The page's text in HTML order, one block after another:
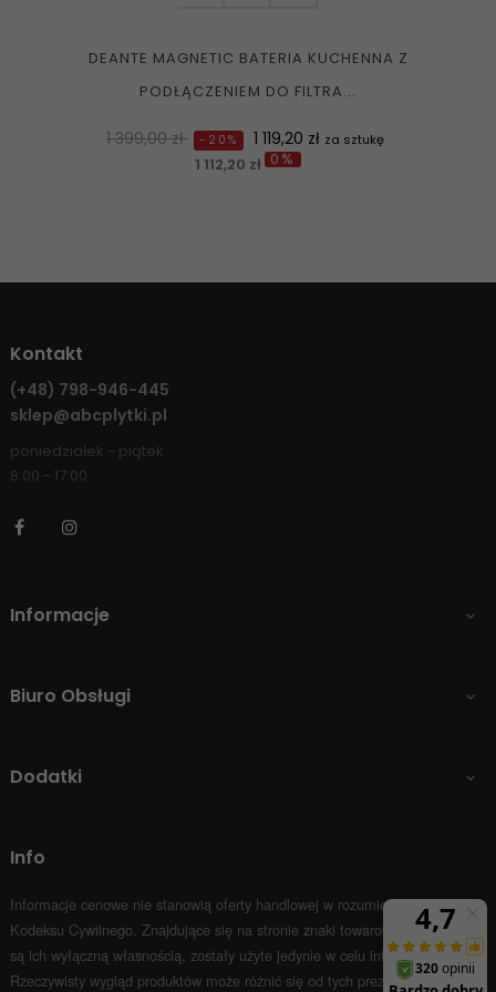
DEANTE MAGNETIC BATERIA KUCHENNA Z
PODŁĄCZENIEM DO FILTRA...
Normalna
1 399,00 zł -20% Cena
1 119,20 zł za sztukę
1 112,20 zł 0%
Kontakt
(+48) 798-946-445
sklep@abcplytki.pl
poniedziałek - piątek
8:00 - 17:00
Facebook
Informacje 
Biuro Obsługi 
Dodatki 
Info
Informacje cenowe nie stanowią oferty handlowej w rozumieniu Art.66 par.1
Kodeksu Cywilnego. Znajdujące się na stronie znaki towarowe i nazwy firm
są ich wyłączną własnością, zostały użyte jedynie w celu informacyjnym.
Rzeczywisty wygląd produktów może różnić się od tych prezentowanych na